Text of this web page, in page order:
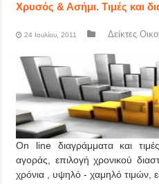
Χρυσός & Ασήμι. Τιμές και
24 Ιουλίου, 2011 Δείκτες
On line διαγράμματα και
αγοράς, επιλογή χρονικού
χρόνια , υψηλό - χαμηλό τιμών,